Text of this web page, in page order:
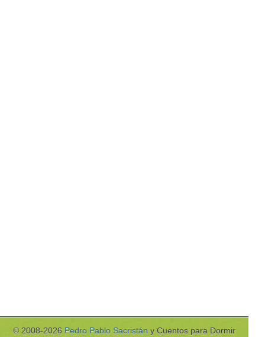
© 2008-2026 Pedro Pablo Sacristán y Cuentos para Dormir